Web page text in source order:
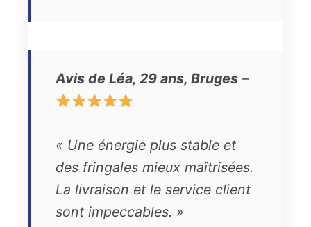
Avis de Léa, 29 ans, Bruges –
« Une énergie plus stable et
des fringales mieux maîtrisées.
La livraison et le service client
sont impeccables. »